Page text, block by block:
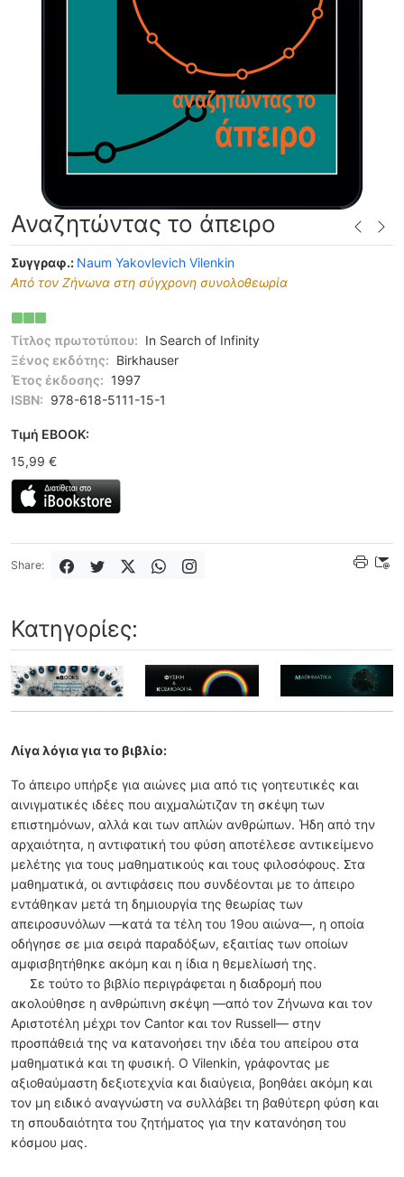
Αναζητώντας το άπειρο
Συγγραφ.: Naum Yakovlevich Vilenkin
Από τον Ζήνωνα στη σύγχρονη συνολοθεωρία
Τίτλος πρωτοτύπου: In Search of Infinity
Ξένος εκδότης: Birkhauser
Έτος έκδοσης: 1997
ISBN: 978-618-5111-15-1
Tιμή EBOOK:
15,99 €
Share:
Κατηγορίες:
Λίγα λόγια για το βιβλίο:
Το άπειρο υπήρξε για αιώνες μια από τις γοητευτικές και
αινιγματικές ιδέες που αιχμαλώτιζαν τη σκέψη των
επιστημόνων, αλλά και των απλών ανθρώπων. Ήδη από την
αρχαιότητα, η αντιφατική του φύση αποτέλεσε αντικείμενο
μελέτης για τους μαθηματικούς και τους φιλοσόφους. Στα
μαθηματικά, οι αντιφάσεις που συνδέονται με το άπειρο
εντάθηκαν μετά τη δημιουργία της θεωρίας των
απειροσυνόλων —κατά τα τέλη του 19ου αιώνα—, η οποία
οδήγησε σε μια σειρά παραδόξων, εξαιτίας των οποίων
αμφισβητήθηκε ακόμη και η ίδια η θεμελίωσή της.
Σε τούτο το βιβλίο περιγράφεται η διαδρομή που
ακολούθησε η ανθρώπινη σκέψη —από τον Ζήνωνα και τον
Αριστοτέλη μέχρι τον Cantor και τον Russell— στην
προσπάθειά της να κατανοήσει την ιδέα του απείρου στα
μαθηματικά και τη φυσική. Ο Vilenkin, γράφοντας με
αξιοθαύμαστη δεξιοτεχνία και διαύγεια, βοηθάει ακόμη και
τον μη ειδικό αναγνώστη να συλλάβει τη βαθύτερη φύση και
τη σπουδαιότητα του ζητήματος για την κατανόηση του
κόσμου μας.